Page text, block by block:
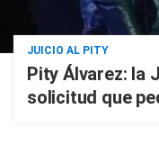
JUICIO AL PITY
Pity Álvarez: la
solicitud que